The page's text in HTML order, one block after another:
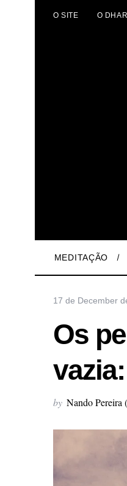
O SITE O
MEDITAÇÃO
17 de December
Os
by Nando Pereira